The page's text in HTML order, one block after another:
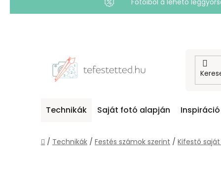
Fotóiból a lehető
Technikák Saját fotó alapján Inspiráció
Kezdőlap
/ Technikák / Festés számok szerint / Kifestő